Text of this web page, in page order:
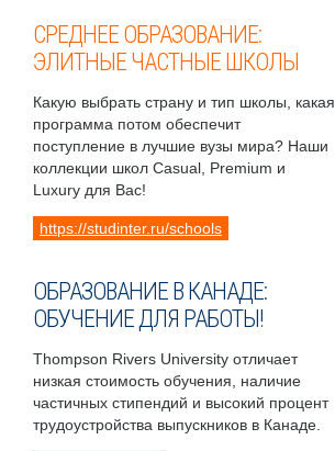
СРЕДНЕЕ ОБРАЗОВАНИЕ:
ЭЛИТНЫЕ ЧАСТНЫЕ ШКОЛЫ
Какую выбрать страну и тип школы, какая
программа потом обеспечит
поступление в лучшие вузы мира? Наши
коллекции школ Casual, Premium и
Luxury для Вас!
https://studinter.ru/schools
ОБРАЗОВАНИЕ В КАНАДЕ:
ОБУЧЕНИЕ ДЛЯ РАБОТЫ!
Thompson Rivers University отличает
низкая стоимость обучения, наличие
частичных стипендий и высокий процент
трудоустройства выпускников в Канаде.